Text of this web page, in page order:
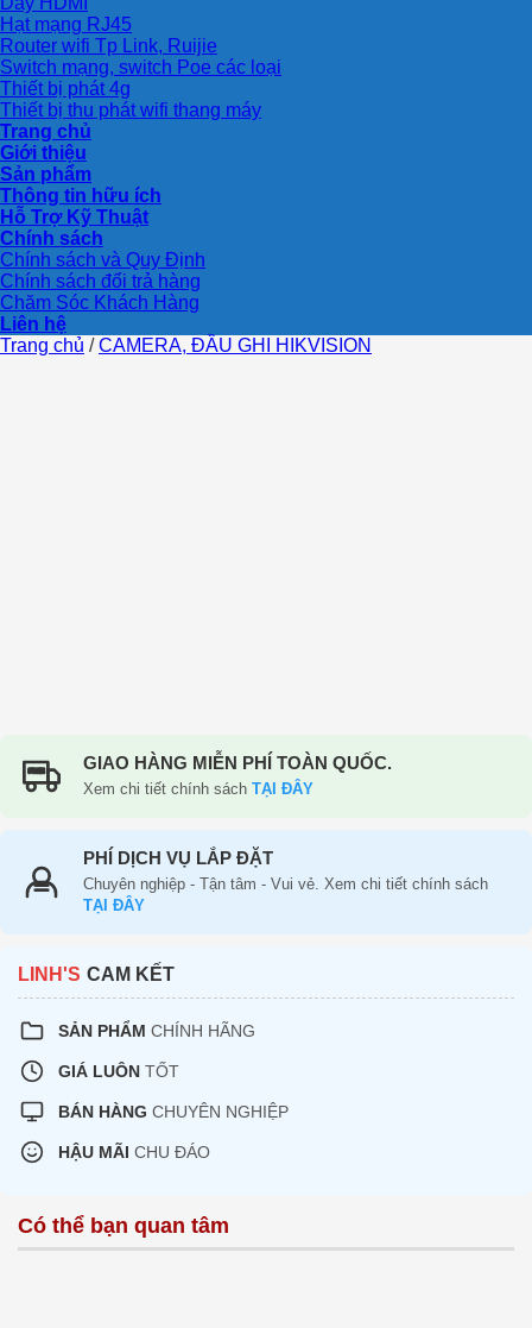
Hạt mạng RJ45
Router wifi Tp Link, Ruijie
Switch mạng, switch Poe các loại
Thiết bị phát 4g
Thiết bị thu phát wifi thang máy
Trang chủ
Giới thiệu
Sản phẩm
Thông tin hữu ích
Hỗ Trợ Kỹ Thuật
Chính sách
Chính sách và Quy Định
Chính sách đổi trả hàng
Chăm Sóc Khách Hàng
Liên hệ
Trang chủ / CAMERA, ĐẦU GHI HIKVISION
FREE GIAO HÀNG MIỄN PHÍ TOÀN QUỐC.
Xem chi tiết chính sách TẠI ĐÂY
PHÍ DỊCH VỤ LẮP ĐẶT
Chuyên nghiệp - Tận tâm - Vui vẻ. Xem chi tiết chính sách
TẠI ĐÂY
LINH'S CAM KẾT
SẢN PHẨM CHÍNH HÃNG
GIÁ LUÔN TỐT
BÁN HÀNG CHUYÊN NGHIỆP
HẬU MÃI CHU ĐÁO
Có thể bạn quan tâm